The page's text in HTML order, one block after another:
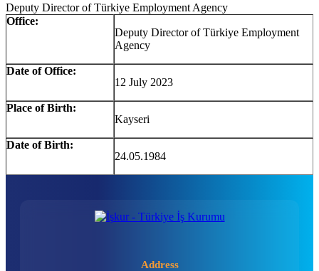
Deputy Director of Türkiye Employment Agency
Office:
Deputy Director of Türkiye Employment
Agency
Date of Office:
12 July 2023
Place of Birth:
Kayseri
Date of Birth:
24.05.1984
Address